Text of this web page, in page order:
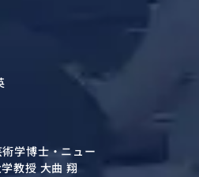
学博士・ニュー
教授 大曲 翔